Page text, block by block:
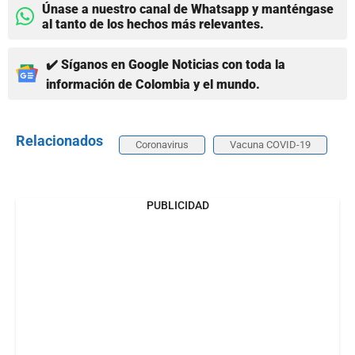
Únase a nuestro canal de Whatsapp y manténgase
al tanto de los hechos más relevantes.
✔️ Síganos en Google Noticias con toda la
información de Colombia y el mundo.
Relacionados Coronavirus Vacuna COVID-19
PUBLICIDAD